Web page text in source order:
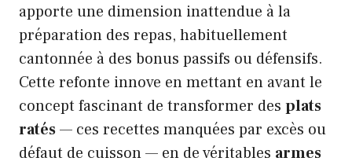
apporte une dimension inattendue à la
préparation des repas, habituellement
cantonnée à des bonus passifs ou défensifs.
Cette refonte innove en mettant en avant le
concept fascinant de transformer des plats
ratés— ces recettes manquées par excès ou
défaut de cuisson — en de véritables armes